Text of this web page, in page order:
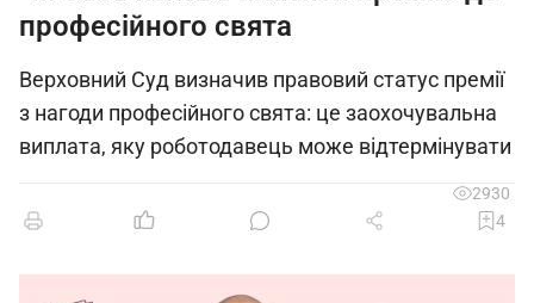
професійного свята
Верховний Суд визначив правовий статус премії
з нагоди професійного свята: це заохочувальна
виплата, яку роботодавець може відтермінувати
2930
4